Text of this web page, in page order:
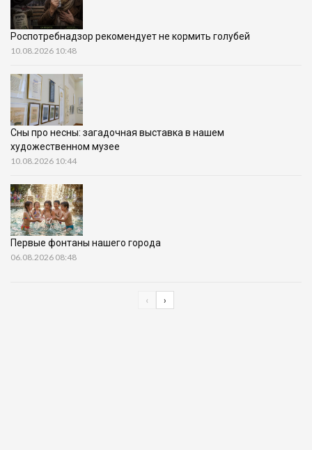
Роспотребнадзор рекомендует не кормить голубей
10.08.2026 10:48
Сны про несны: загадочная выставка в нашем
художественном музее
10.08.2026 10:44
Первые фонтаны нашего города
06.08.2026 08:48
‹ ›